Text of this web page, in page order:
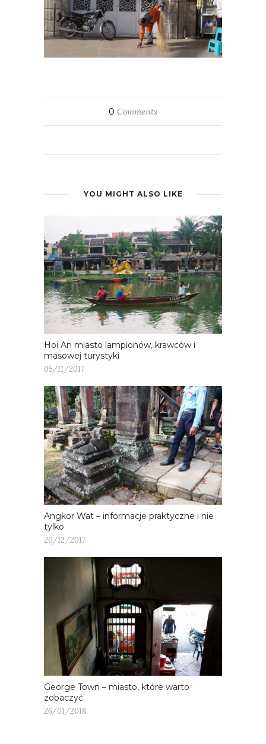
0 Comments
YOU MIGHT ALSO LIKE
Hoi An miasto lampionów, krawców i
masowej turystyki
05/11/2017
Angkor Wat – informacje praktyczne i nie
tylko
20/12/2017
George Town – miasto, które warto
zobaczyć
26/01/2018